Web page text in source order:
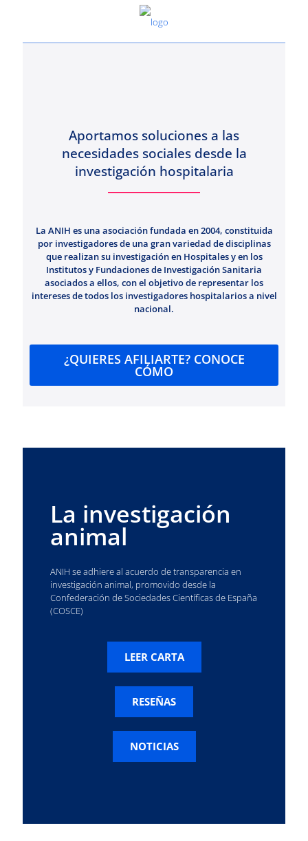
Aportamos soluciones a las
necesidades sociales desde la
investigación hospitalaria
La ANIH es una asociación fundada en 2004, constituida
por investigadores de una gran variedad de disciplinas
que realizan su investigación en Hospitales y en los
Institutos y Fundaciones de Investigación Sanitaria
asociados a ellos, con el objetivo de representar los
intereses de todos los investigadores hospitalarios a nivel
nacional.
¿QUIERES AFILIARTE? CONOCE
CÓMO
La investigación
animal
ANIH se adhiere al acuerdo de transparencia en
investigación animal, promovido desde la
Confederación de Sociedades Científicas de España
(COSCE)
LEER CARTA
RESEÑAS
NOTICIAS